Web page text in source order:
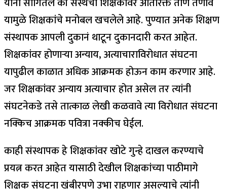
यामुळे शिक्षकांचे मनोबल खचलेले आहे. पुण्यात अनेक शिक्षण
संस्थापक आपली दुकानं थाटून दुकानदारी करत आहेत.
शिक्षकांवर होणाऱ्या अन्याय, अत्याचाराविरोधात संघटना
यापुढील काळात अधिक आक्रमक होऊन काम करणार आहे.
जर शिक्षकांवर अन्याय अत्याचार होत असेल तर त्यांनी
संघटनेकडे तसे तात्काळ लेखी कळवावे त्या विरोधात संघटना
नक्किच आक्रमक पवित्रा नक्कीच घेईल.
काही संस्थापक हे शिक्षकांवर खोटे गुन्हे दाखल करण्याचे
प्रयत्न करत आहेत यासाठी देखील शिक्षकांच्या पाठीमागे
शिक्षक संघटना खंबीरपणे उभा राहणार असल्याचे त्यांनी